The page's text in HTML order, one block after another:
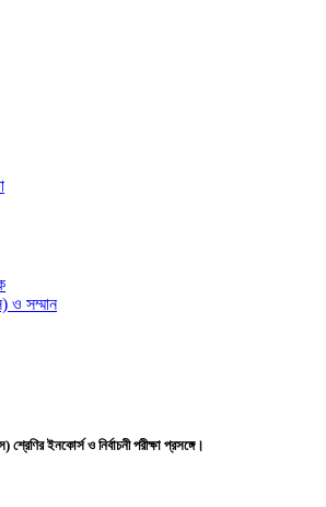
ও সম্মান
ইনকোর্স ও নির্বাচনী পরীক্ষা প্রসঙ্গে।